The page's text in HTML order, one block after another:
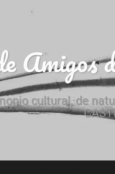
cultural, de